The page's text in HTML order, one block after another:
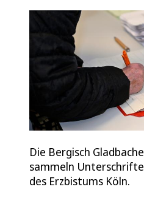
Die Bergisch
sammeln
des Erzbistums Köln.